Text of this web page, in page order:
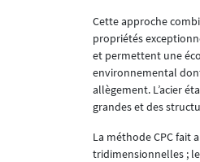
Cette approche
propriétés
et permettent une
environnemental
allègement. L’acier
grandes et des
La méthode CPC fait
tridimensionnelles ;